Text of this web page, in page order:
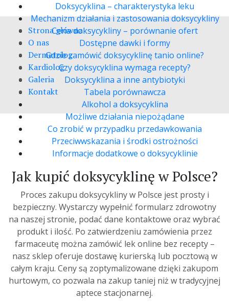
Doksycyklina – charakterystyka leku
Mechanizm działania i zastosowania doksycykliny
Cena doksycykliny – porównanie ofert
Dostępne dawki i formy
Gdzie zamówić doksycyklinę tanio online?
Czy doksycyklina wymaga recepty?
Doksycyklina a inne antybiotyki
Tabela porównawcza
Alkohol a doksycyklina
Możliwe działania niepożądane
Co zrobić w przypadku przedawkowania
Przeciwwskazania i środki ostrożności
Informacje dodatkowe o doksycyklinie
Jak kupić doksycyklinę w Polsce?
Proces zakupu doksycykliny w Polsce jest prosty i
bezpieczny. Wystarczy wypełnić formularz zdrowotny
na naszej stronie, podać dane kontaktowe oraz wybrać
produkt i ilość. Po zatwierdzeniu zamówienia przez
farmaceutę można zamówić lek online bez recepty –
nasz sklep oferuje dostawę kurierską lub pocztową w
całym kraju. Ceny są zoptymalizowane dzięki zakupom
hurtowym, co pozwala na zakup taniej niż w tradycyjnej
aptece stacjonarnej.
Strona główna
O nas
Dermatolog
Kardiolog
Galeria
Kontakt